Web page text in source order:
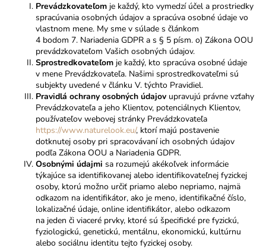
Prevádzkovateľom je každý, kto vymedzí účel a prostriedky
spracúvania osobných údajov a spracúva osobné údaje vo
vlastnom mene. My sme v súlade s článkom
4 bodom 7. Nariadenia GDPR a s § 5 písm. o) Zákona OOU
prevádzkovateľom Vašich osobných údajov.
Sprostredkovateľom je každý, kto spracúva osobné údaje
v mene Prevádzkovateľa. Našimi sprostredkovateľmi sú
subjekty uvedené v článku V. týchto Pravidiel.
Pravidlá ochrany osobných údajov upravujú právne vzťahy
Prevádzkovateľa a jeho Klientov, potenciálnych Klientov,
používateľov webovej stránky Prevádzkovateľa
https://www.naturelook.eu/, ktorí majú postavenie
dotknutej osoby pri spracovávaní ich osobných údajov
podľa Zákona OOU a Nariadenia GDPR.
Osobnými údajmi sa rozumejú akékoľvek informácie
týkajúce sa identifikovanej alebo identifikovateľnej fyzickej
osoby, ktorú možno určiť priamo alebo nepriamo, najmä
odkazom na identifikátor, ako je meno, identifikačné číslo,
lokalizačné údaje, online identifikátor, alebo odkazom
na jeden či viaceré prvky, ktoré sú špecifické pre fyzickú,
fyziologickú, genetickú, mentálnu, ekonomickú, kultúrnu
alebo sociálnu identitu tejto fyzickej osoby.